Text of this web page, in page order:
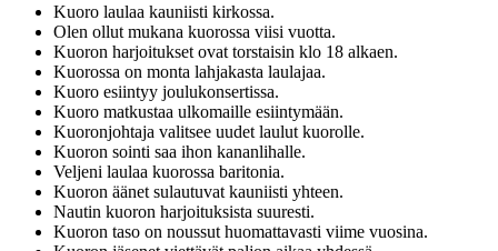
Kuoro laulaa kauniisti kirkossa.
Olen ollut mukana kuorossa viisi vuotta.
Kuoron harjoitukset ovat torstaisin klo 18 alkaen.
Kuorossa on monta lahjakasta laulajaa.
Kuoro esiintyy joulukonsertissa.
Kuoro matkustaa ulkomaille esiintymään.
Kuoronjohtaja valitsee uudet laulut kuorolle.
Kuoron sointi saa ihon kananlihalle.
Veljeni laulaa kuorossa baritonia.
Kuoron äänet sulautuvat kauniisti yhteen.
Nautin kuoron harjoituksista suuresti.
Kuoron taso on noussut huomattavasti viime vuosina.